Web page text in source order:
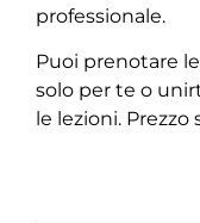
professionale.
Puoi prenotare
solo per te o
le lezioni.